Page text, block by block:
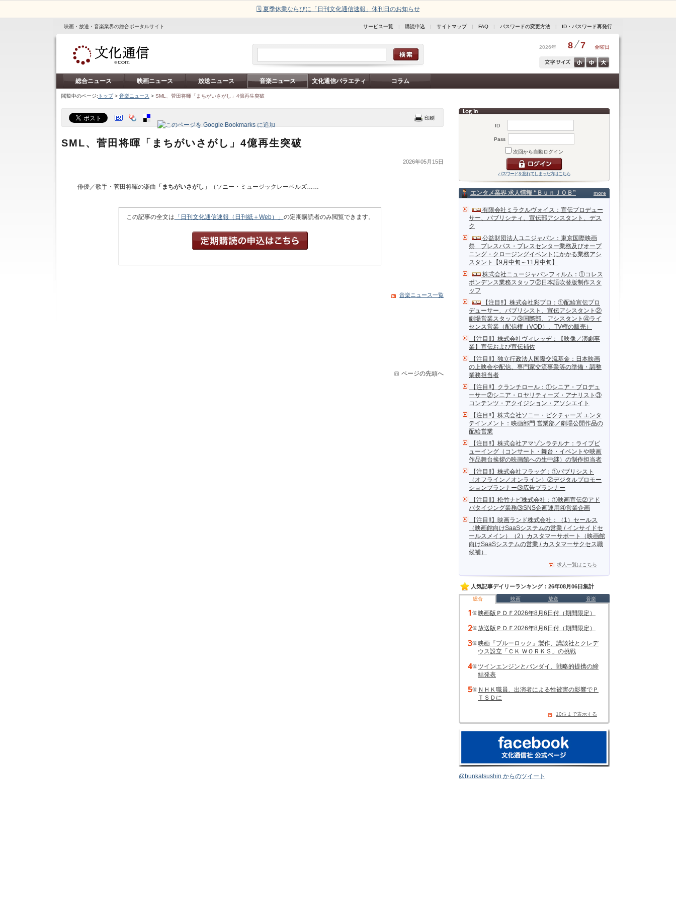
🗓️ 夏季休業ならびに「日刊文化通信速報」休刊日のお知らせ
映画・放送・音楽業界の総合ポータルサイト サービス一覧 | 購読申込 | サイトマップ| FAQ | パスワードの変更方法 | ID・パスワード再発行
2026年 8 7 金曜日
総合ニュース 映画ニュース 放送ニュース 音楽ニュース 文化通信バラエティ コラム
閲覧中のページ: トップ> 音楽ニュース > SML、菅田将暉「まちがいさがし」4億再生突破
ID
Pass
次回から自動ログイン
パスワードを忘れてしまった方はこちら
more
エンタメ業界 求人情報 “ＢｕｎＪＯＢ”
有限会社ミラクルヴォイス：宣伝プロデュー
サー、パブリシティ、宣伝部アシスタント、デス
ク
公益財団法人ユニジャパン：東京国際映画
祭 プレスパス・プレスセンター業務及びオープ
ニング・クロージングイベントにかかる業務アシ
スタント【9月中旬～11月中旬】
株式会社ニュージャパンフィルム：①コレス
ポンデンス業務スタッフ②日本語吹替版制作スタ
ッフ
【注目!!】株式会社彩プロ：①配給宣伝プロ
デューサー、パブリシスト、宣伝アシスタント②
劇場営業スタッフ③国際部、アシスタント④ライ
センス営業（配信権（VOD）、TV権の販売）
【注目!!】株式会社ヴィレッヂ：【映像／演劇事
業】宣伝および宣伝補佐
【注目!!】独立行政法人国際交流基金：日本映画
の上映会や配信、専門家交流事業等の準備・調整
業務担当者
【注目!!】クランチロール：①シニア・プロデュ
ーサー②シニア・ロヤリティーズ・アナリスト③
コンテンツ・アクイジション・アソシエイト
【注目!!】株式会社ソニー・ピクチャーズ エンタ
テインメント：映画部門 営業部／劇場公開作品の
配給営業
【注目!!】株式会社アマゾンラテルナ：ライブビ
ューイング（コンサート・舞台・イベントや映画
作品舞台挨拶の映画館への生中継）の制作担当者
【注目!!】株式会社フラッグ：①パブリシスト
（オフライン／オンライン）②デジタルプロモー
ションプランナー③広告プランナー
【注目!!】松竹ナビ株式会社：①映画宣伝②アド
バタイジング業務③SNS企画運用④営業企画
【注目!!】映画ランド株式会社：（1）セールス
（映画館向けSaaSシステムの営業 / インサイドセ
ールスメイン）（2）カスタマーサポート（映画館
向けSaaSシステムの営業 / カスタマーサクセス職
候補）
求人一覧はこちら
人気記事デイリーランキング：26年08月06日集計
総合 映画 放送 音楽
映画版ＰＤＦ2026年8月6日付（期間限定）
放送版ＰＤＦ2026年8月6日付（期間限定）
映画『ブルーロック』製作、講談社とクレデ
ウス設立「ＣＫ ＷＯＲＫＳ」の挑戦
ツインエンジンとバンダイ、戦略的提携の締
結発表
ＮＨＫ職員、出演者による性被害の影響でＰ
ＴＳＤに
10位まで表示する
@bunkatsushin からのツイート
SML、菅田将暉「まちがいさがし」4億再生突破
2026年05月15日
俳優／歌手・菅田将暉の楽曲 「まちがいさがし」 （ソニー・ミュージックレーベルズ……
この記事の全文は 「日刊文化通信速報（日刊紙＋Web）」 の定期購読者のみ閲覧できます。
音楽ニュース一覧
ページの先頭へ